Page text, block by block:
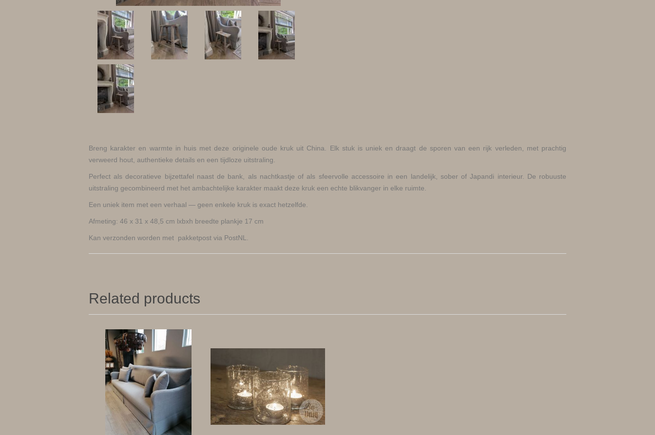
Breng karakter en warmte in huis met deze originele oude kruk uit China. Elk stuk is uniek en draagt de sporen van een rijk verleden, met prachtig
verweerd hout, authentieke details en een tijdloze uitstraling.
Perfect als decoratieve bijzettafel naast de bank, als nachtkastje of als sfeervolle accessoire in een landelijk, sober of Japandi interieur. De robuuste
uitstraling gecombineerd met het ambachtelijke karakter maakt deze kruk een echte blikvanger in elke ruimte.
Een uniek item met een verhaal — geen enkele kruk is exact hetzelfde.
Afmeting: 46 x 31 x 48,5 cm lxbxh breedte plankje 17 cm
Kan verzonden worden met pakketpost via PostNL.
Related products